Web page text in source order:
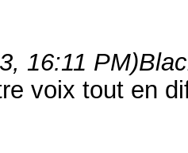
16:11 PM)
voix tout en